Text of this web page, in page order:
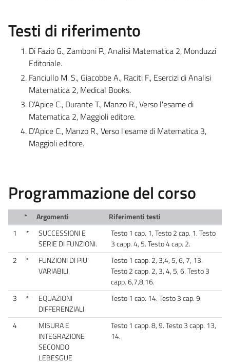
Testi di riferimento
Di Fazio G., Zamboni P., Analisi Matematica 2, Monduzzi
Editoriale.
Fanciullo M. S., Giacobbe A., Raciti F., Esercizi di Analisi
Matematica 2, Medical Books.
D'Apice C., Durante T., Manzo R., Verso l'esame di
Matematica 2, Maggioli editore.
D'Apice C., Manzo R., Verso l'esame di Matematica 3,
Maggioli editore.
Programmazione del corso
* Argomenti
Riferimenti testi
1
*
SUCCESSIONI E
SERIE DI FUNZIONI.
Testo 1 cap. 1, Testo 2 cap. 1. Testo
3 capp. 4, 5. Testo 4 cap. 2.
2
*
FUNZIONI DI PIU'
VARIABILI
Testo 1 capp. 2, 3,4, 5, 6, 7, 13.
Testo 2 capp. 2, 3, 4, 5, 6. Testo 3
capp. 6,7,8,16.
3
*
EQUAZIONI
DIFFERENZIALI
Testo 1 cap. 14. Testo 3 cap. 9.
4
MISURA E
INTEGRAZIONE
SECONDO
LEBESGUE
Testo 1 capp. 8, 9. Testo 3 capp. 13,
14.